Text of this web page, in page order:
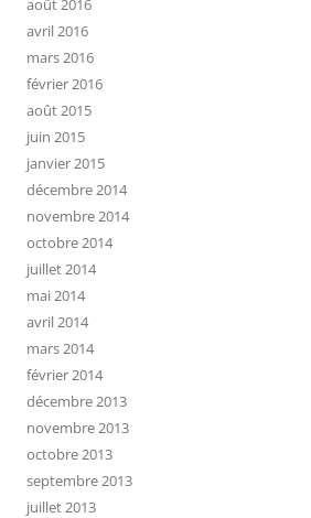
août 2016
avril 2016
mars 2016
février 2016
août 2015
juin 2015
janvier 2015
décembre 2014
novembre 2014
octobre 2014
juillet 2014
mai 2014
avril 2014
mars 2014
février 2014
décembre 2013
novembre 2013
octobre 2013
septembre 2013
juillet 2013